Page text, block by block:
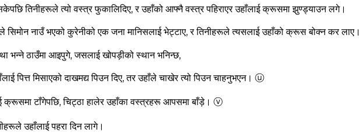
तिनीहरूले त्‍यो वस्‍त्र फुकालिदिए, र उहाँको आफ्‍नै वस्‍त्र पहिराएर उहाँलाई क्रूसमा झुण्‍ड्याउन लगे।
सिमोन नाउँ भएको कुरेनीको एक जना मानिसलाई भेट्टाए, र तिनीहरूले त्‍यसलाई उहाँको क्रूस बोक्‍न कर लाए।
भन्‍ने ठाउँमा आइपुगे, जसलाई खोपड़ीको स्‍थान भनिन्‍छ,
पित्त मिसाएको दाखमद्य पिउन दिए, तर उहाँले चाखेर त्‍यो पिउन चाहनुभएन। ⓤ
क्रूसमा टाँगेपछि, चिट्ठा हालेर उहाँका वस्‍त्रहरू आपसमा बाँड़े। ⓥ
उहाँलाई पहरा दिन लागे।